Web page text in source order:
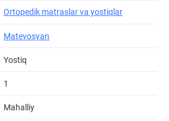
Ortopedik matraslar va yostiqlar
Matevosyan
Yostiq
1
Mahalliy